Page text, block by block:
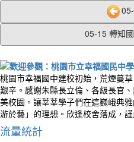
05-15 轉知
桃園市幸福國中建校初始，荒煙蔓
艱辛。感謝朱縣長立倫、各級長官
美校園。讓莘莘學子們在這巍峨典
游於藝」的理想。欣逢校舍落成，謹
流量統計